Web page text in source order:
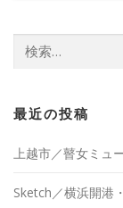
索:
最近の投稿
上越市／瞽女ミュ
Sketch／横浜開港